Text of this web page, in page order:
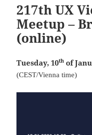
217th UX
Meetup –
(online)
Tuesday, 10th of
(CEST/Vienna time)